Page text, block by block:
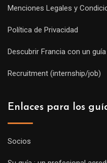
Menciones Legales y
Política de Privacidad
Descubrir Francia con un
Recruitment (internship/job)
Enlaces para los
Socios